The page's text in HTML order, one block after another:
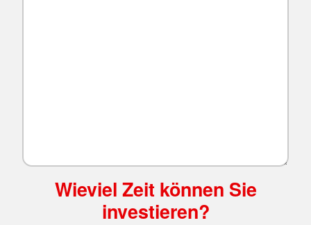
Wieviel Zeit können Sie
investieren?